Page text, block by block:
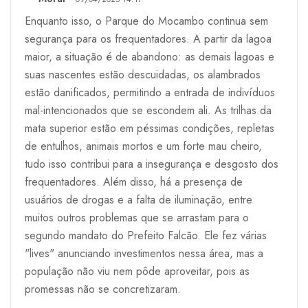
Enquanto isso, o Parque do Mocambo continua sem
segurança para os frequentadores. A partir da lagoa
maior, a situação é de abandono: as demais lagoas e
suas nascentes estão descuidadas, os alambrados
estão danificados, permitindo a entrada de indivíduos
mal-intencionados que se escondem ali. As trilhas da
mata superior estão em péssimas condições, repletas
de entulhos, animais mortos e um forte mau cheiro,
tudo isso contribui para a insegurança e desgosto dos
frequentadores. Além disso, há a presença de
usuários de drogas e a falta de iluminação, entre
muitos outros problemas que se arrastam para o
segundo mandato do Prefeito Falcão. Ele fez várias
"lives" anunciando investimentos nessa área, mas a
população não viu nem pôde aproveitar, pois as
promessas não se concretizaram.